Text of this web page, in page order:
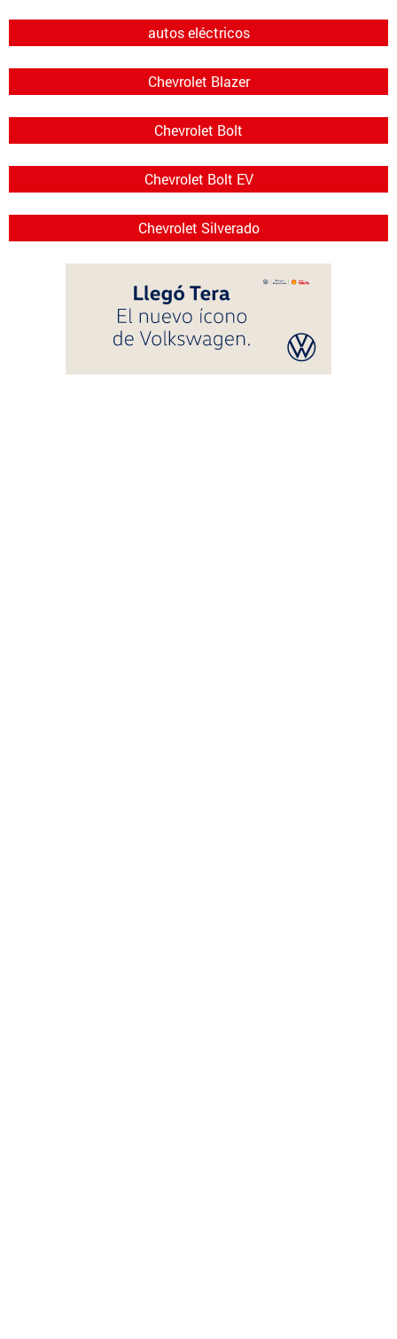
autos eléctricos
Chevrolet Blazer
Chevrolet Bolt
Chevrolet Bolt EV
Chevrolet Silverado